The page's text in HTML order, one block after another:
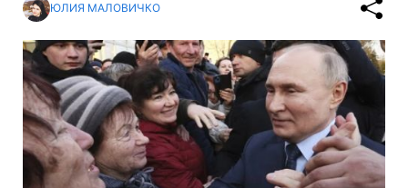
ЮЛИЯ МАЛОВИЧКО